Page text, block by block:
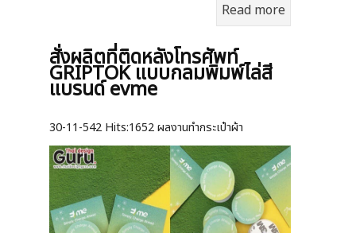
Read more
สั่งผลิตที่ติดหลังโทรศัพท์
GRIPTOK แบบกลมพิมพ์ไล่สี
แบรนด์ evme
30-11-542 Hits:1652 ผลงานทำกระเป๋าผ้า